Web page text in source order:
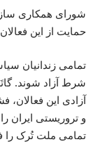
شورای همکاری
حمایت از این
تمامی زندانیان
شرط آزاد شوند.
آزادی این
و تروریستی ایران
تمامی ملت تُرک را